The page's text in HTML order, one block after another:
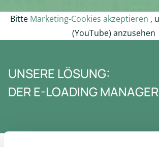
UNSERE LÖSUNG:
DER E-LOADING MANAGER
Bitte Marketing-Cookies akzeptieren ,
(YouTube) anzusehen